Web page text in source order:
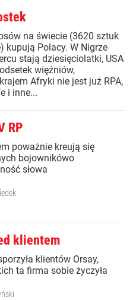
na świecie (3620 sztuk
kupują Polacy. W Nigrze
stają dziesięciolatki, USA
więźniów,
Afryki nie jest już RPA,
i inne...
RP
poważnie kreują się
bojownikówo
słowa
klientem
klientów Orsay,
ta firma sobie życzyła